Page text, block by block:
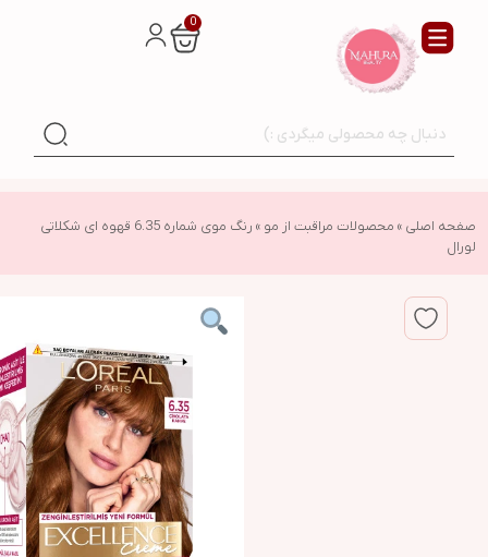
0
صفحه اصلی » محصولات مراقبت از مو »
رنگ موی شماره 6.35 قهوه ای شکلاتی
لورال